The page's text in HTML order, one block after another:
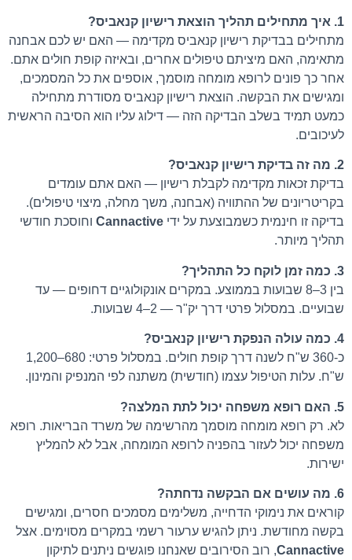
1. איך מתחילים תהליך הוצאת רישיון קנאביס?
מתחילים בבדיקת רישיון קנאביס מקדימה — האם יש לכם אבחנה
מתאימה, האם מיציתם טיפולים אחרים, ובאיזה קופת חולים אתם.
אחר כך פונים לרופא מומחה מוסמך, אוספים את כל המסמכים,
ומגישים את הבקשה. הוצאת רישיון קנאביס מסודרת מתחילה
כמעט תמיד בשלב הבדיקה הזה — דילוג עליו הוא הסיבה הראשית
לעיכובים.
2. מה זה בדיקת רישיון קנאביס?
בדיקת זכאות מקדימה לקבלת רישיון — האם אתם עומדים
בקריטריונים של ההתוויה (אבחנה, משך מחלה, מיצוי טיפולים).
בדיקה זו חינמית כשמבוצעת על ידי Cannactive וחוסכת חודשי
תהליך מיותר.
3. כמה זמן לוקח כל התהליך?
בין 3–8 שבועות בממוצע. במקרים אונקולוגיים דחופים — עד
שבועיים. במסלול פרטי דרך יק"ר — 2–4 שבועות.
4. כמה עולה הנפקת רישיון קנאביס?
כ-360 ש"ח לשנה דרך קופת חולים. במסלול פרטי: 680–1,200
ש"ח. עלות הטיפול עצמו (חודשית) משתנה לפי המנפיק והמינון.
5. האם רופא משפחה יכול לתת המלצה?
לא. רק רופא מומחה מוסמך מהרשימה של משרד הבריאות. רופא
משפחה יכול לעזור בהפניה לרופא המומחה, אבל לא להמליץ
ישירות.
6. מה עושים אם הבקשה נדחתה?
קוראים את נימוקי הדחייה, משלימים מסמכים חסרים, ומגישים
בקשה מחודשת. ניתן להגיש ערעור רשמי במקרים מסוימים. אצל
Cannactive, רוב הסירובים שאנחנו פוגשים ניתנים לתיקון